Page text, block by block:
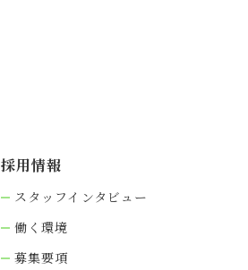
採⽤情報
スタッフインタビュー
働く環境
募集要項